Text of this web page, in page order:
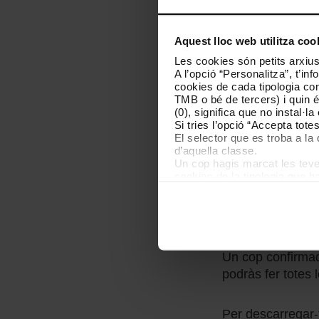
Aquest lloc web utilitza
Les cookies són petits
A l’opció “Personalitza”,
cookies de cada tipologia
TMB o bé de tercers) i quin
(0), significa que no instal·la
Si tries l’opció “Accepta
El selector que es troba a la
d’aquella classe.
Un cop hagis marcat les
començar a navegar-hi.
botóValidar
Si encara no
Potsdonar-te
i aTMB Tickets.
PICA, hauràs
Un cop
podràs fer totes
Per